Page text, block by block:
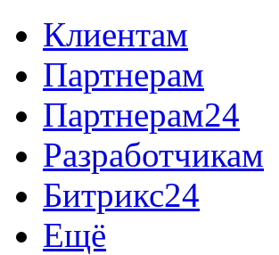
Клиентам
Партнерам
Партнерам24
Разработчикам
Битрикс24
Ещё